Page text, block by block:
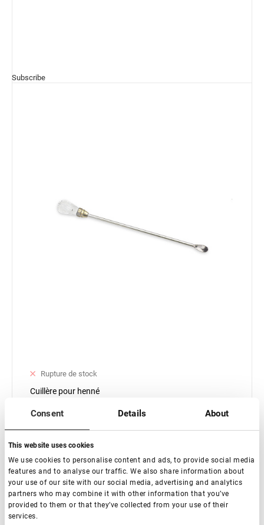
Consent Details About
This website uses cookies
We use cookies to personalise content and ads, to provide social media
features and to analyse our traffic. We also share information about
your use of our site with our social media, advertising and analytics
partners who may combine it with other information that you’ve
provided to them or that they’ve collected from your use of their
services.
Subscribe
Rupture de stock
Cuillère pour henné
€ 5,00
Subscribe